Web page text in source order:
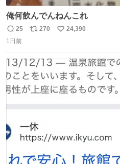
俺何飲んでんねんこれ
返
信
25
リ
ト
数
270
い
数
24,390
1日前